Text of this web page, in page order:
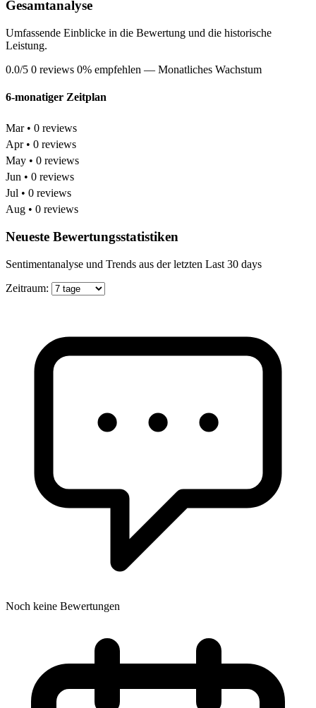
Gesamtanalyse
Umfassende Einblicke in die Bewertung und die historische
Leistung.
0.0/5 0 reviews 0% empfehlen — Monatliches Wachstum
6-monatiger Zeitplan
Mar • 0 reviews
Apr • 0 reviews
May • 0 reviews
Jun • 0 reviews
Jul • 0 reviews
Aug • 0 reviews
Neueste Bewertungsstatistiken
Sentimentanalyse und Trends aus der letzten Last 30 days
Zeitraum:
Noch keine Bewertungen